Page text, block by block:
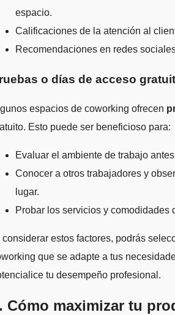
espacio.
Calificaciones de la atención al
Recomendaciones en redes
o días de acceso
espacios de coworking ofrecen
Esto puede ser beneficioso para:
Evaluar el ambiente de trabajo
Conocer a otros trabajadores y
lugar.
Probar los servicios y comodidades
considerar estos factores, podrás
que se adapte a tus
tu desempeño profesional.
Cómo maximizar tu